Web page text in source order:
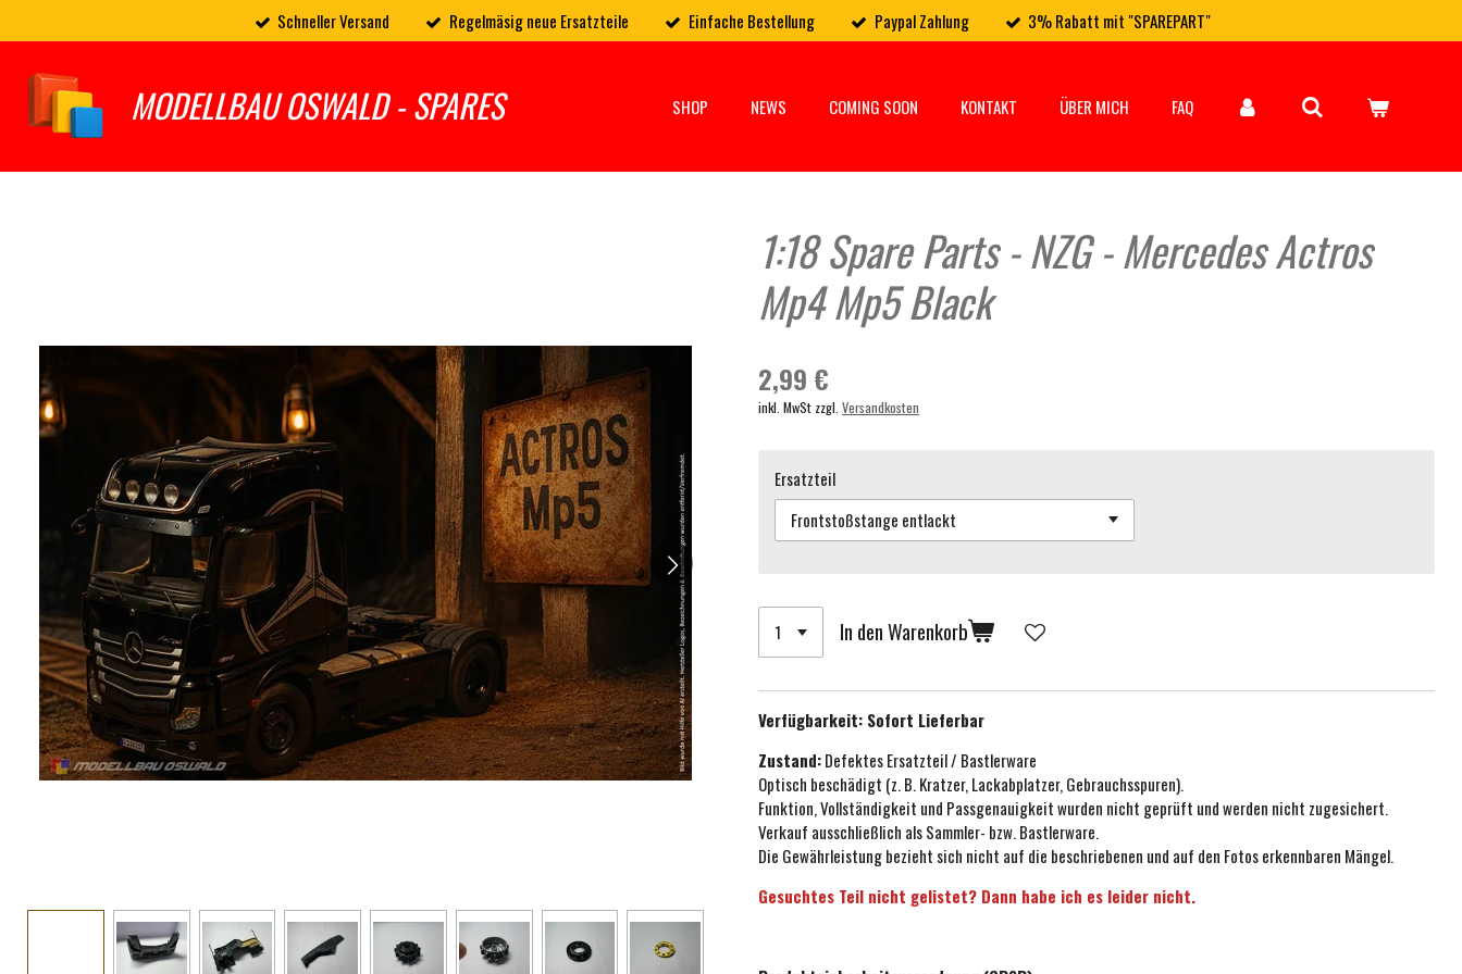
Hauptinhalt
springen
Schneller Versand Regelmäsig neue Ersatzteile Einfache Bestellung Paypal Zahlung 3% Rabatt mit "SPAREPART"
MODELLBAU OSWALD - SPARES SHOP NEWS COMING SOON KONTAKT ÜBER MICH FAQ
1:18 Spare Parts - NZG - Mercedes Actros
Mp4 Mp5 Black
2,99 €
inkl. MwSt zzgl. Versandkosten
Ersatzteil
In den Warenkorb
Verfügbarkeit: Sofort Lieferbar
Zustand:Defektes Ersatzteil / Bastlerware
Optisch beschädigt (z. B. Kratzer, Lackabplatzer, Gebrauchsspuren).
Funktion, Vollständigkeit und Passgenauigkeit wurden nicht geprüft und werden nicht zugesichert.
Verkauf ausschließlich als Sammler- bzw. Bastlerware.
Die Gewährleistung bezieht sich nicht auf die beschriebenen und auf den Fotos erkennbaren Mängel.
Gesuchtes Teil nicht gelistet? Dann habe ich es leider nicht.